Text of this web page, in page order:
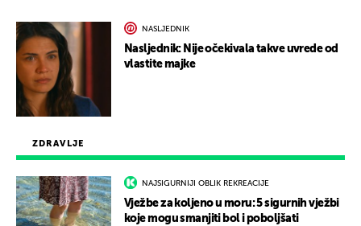
ZDRAVLJE
NAJSIGURNIJI OBLIK REKREACIJE
Vježbe za koljeno u moru: 5 sigurnih vježbi
koje mogu smanjiti bol i poboljšati
NASLJEDNIK
Nasljednik: Nije očekivala takve uvrede od
vlastite majke